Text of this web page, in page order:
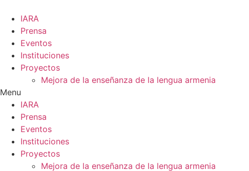
contenido
IARA
Prensa
Eventos
Instituciones
Proyectos
Mejora de la enseñanza de la lengua armenia
Menu
IARA
Prensa
Eventos
Instituciones
Proyectos
Mejora de la enseñanza de la lengua armenia